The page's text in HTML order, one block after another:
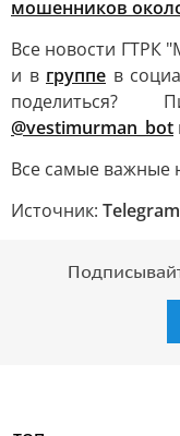
мошенников
Все новости ГТРК
и в группе в
@vestimurman_bot
Все самые важные
Источник: